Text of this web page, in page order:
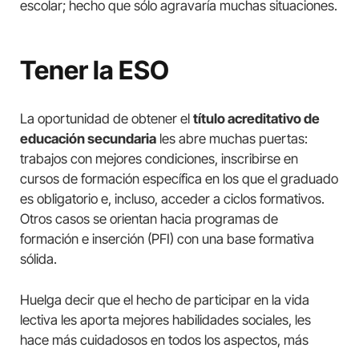
escolar; hecho que sólo agravaría muchas situaciones.
Tener la ESO
La oportunidad de obtener el título acreditativo de
educación secundaria les abre muchas puertas:
trabajos con mejores condiciones, inscribirse en
cursos de formación específica en los que el graduado
es obligatorio e, incluso, acceder a ciclos formativos.
Otros casos se orientan hacia programas de
formación e inserción (PFI) con una base formativa
sólida.
Huelga decir que el hecho de participar en la vida
lectiva les aporta mejores habilidades sociales, les
hace más cuidadosos en todos los aspectos, más